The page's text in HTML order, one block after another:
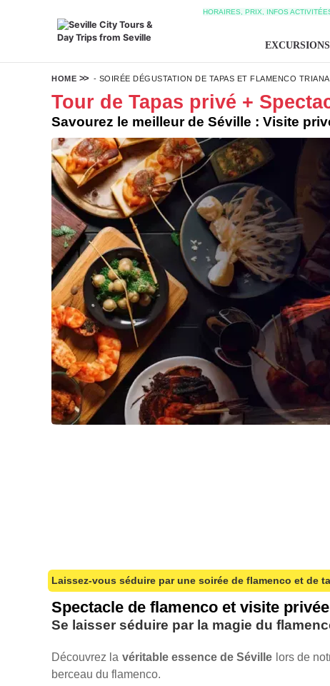
HORAIRES, PRIX, INFOS
EXCURSIONS
HOME - SOIRÉE DÉGUSTATION DE TAPAS ET FLAMENCO
Tour de Tapas privé +
Savourez le meilleur de Séville : Visite
Laissez-vous séduire par une soirée de flamenco et de
Spectacle de flamenco et visite
Se laisser séduire par la magie du
Découvrez la véritable essence de Séville lors de
berceau du flamenco.